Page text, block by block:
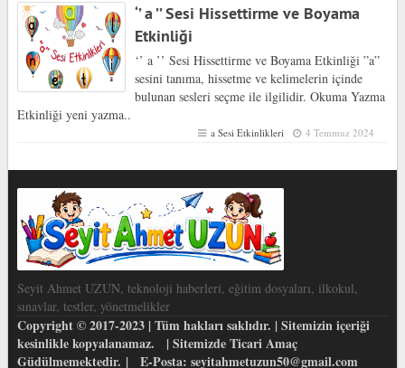
‘’ a ’’ Sesi Hissettirme ve Boyama
Etkinliği
‘’ a ’’ Sesi Hissettirme ve Boyama Etkinliği ”a”
sesini tanıma, hissetme ve kelimelerin içinde
bulunan sesleri seçme ile ilgilidir. Okuma Yazma
Etkinliği yeni yazma..
a Sesi Etkinlikleri 4 Temmuz 2024
Seyit Ahmet UZUN, teknoloji haberleri, eğitim dosyaları, ilkokul,
sınavlar, testler, yönetmelikler
Copyright © 2017-2023 | Tüm hakları saklıdır. | Sitemizin içeriği
kesinlikle kopyalanamaz. | Sitemizde Ticari Amaç
Güdülmemektedir. | E-Posta: seyitahmetuzun50@gmail.com